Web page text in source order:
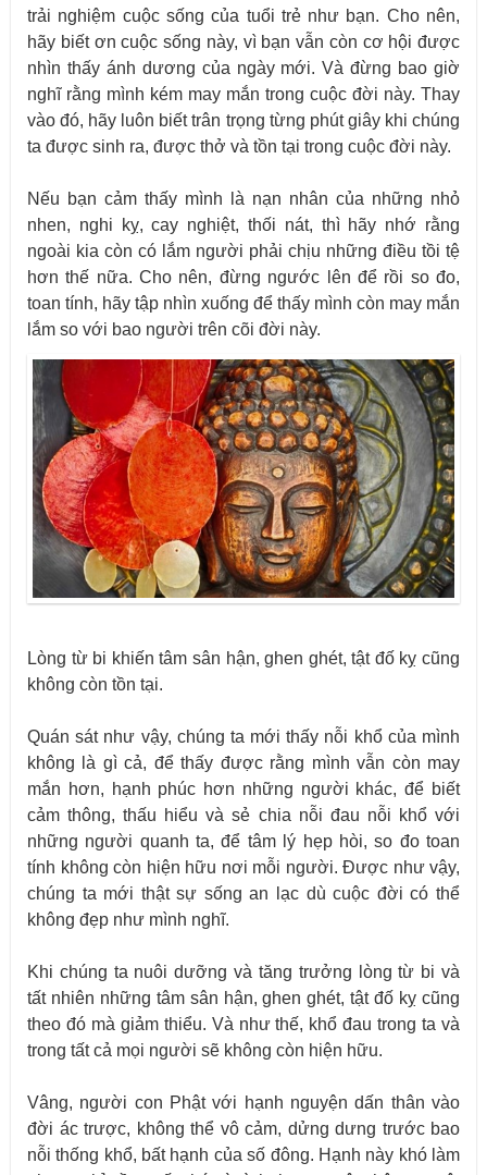
trải nghiệm cuộc sống của tuổi trẻ như bạn. Cho nên,
hãy biết ơn cuộc sống này, vì bạn vẫn còn cơ hội được
nhìn thấy ánh dương của ngày mới. Và đừng bao giờ
nghĩ rằng mình kém may mắn trong cuộc đời này. Thay
vào đó, hãy luôn biết trân trọng từng phút giây khi chúng
ta được sinh ra, được thở và tồn tại trong cuộc đời này.
Nếu bạn cảm thấy mình là nạn nhân của những nhỏ
nhen, nghi kỵ, cay nghiệt, thối nát, thì hãy nhớ rằng
ngoài kia còn có lắm người phải chịu những điều tồi tệ
hơn thế nữa. Cho nên, đừng ngước lên để rồi so đo,
toan tính, hãy tập nhìn xuống để thấy mình còn may mắn
lắm so với bao người trên cõi đời này.
Lòng từ bi khiến tâm sân hận, ghen ghét, tật đố kỵ cũng
không còn tồn tại.
Quán sát như vậy, chúng ta mới thấy nỗi khổ của mình
không là gì cả, để thấy được rằng mình vẫn còn may
mắn hơn, hạnh phúc hơn những người khác, để biết
cảm thông, thấu hiểu và sẻ chia nỗi đau nỗi khổ với
những người quanh ta, để tâm lý hẹp hòi, so đo toan
tính không còn hiện hữu nơi mỗi người. Được như vậy,
chúng ta mới thật sự sống an lạc dù cuộc đời có thể
không đẹp như mình nghĩ.
Khi chúng ta nuôi dưỡng và tăng trưởng lòng từ bi và
tất nhiên những tâm sân hận, ghen ghét, tật đố kỵ cũng
theo đó mà giảm thiểu. Và như thế, khổ đau trong ta và
trong tất cả mọi người sẽ không còn hiện hữu.
Vâng, người con Phật với hạnh nguyện dấn thân vào
đời ác trược, không thể vô cảm, dửng dưng trước bao
nỗi thống khổ, bất hạnh của số đông. Hạnh này khó làm